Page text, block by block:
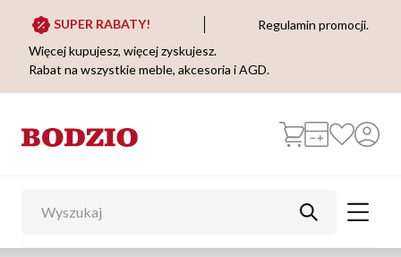
SUPER RABATY!
Regulamin promocji.
Więcej kupujesz, więcej zyskujesz.
Rabat na wszystkie meble, akcesoria i AGD.